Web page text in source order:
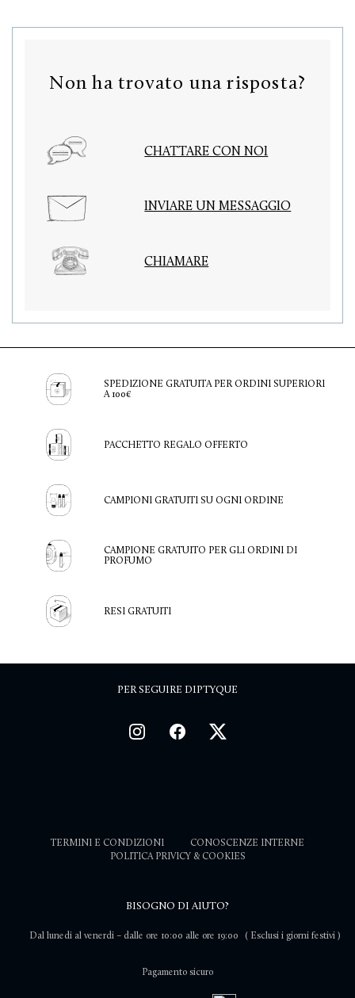
Non ha trovato una risposta?
CHATTARE CON NOI
INVIARE UN MESSAGGIO
CHIAMARE
SPEDIZIONE GRATUITA PER ORDINI SUPERIORI
A 100€
PACCHETTO REGALO OFFERTO
CAMPIONI GRATUITI SU OGNI ORDINE
CAMPIONE GRATUITO PER GLI ORDINI DI
PROFUMO
RESI GRATUITI
PER SEGUIRE DIPTYQUE
TERMINI E CONDIZIONI
CONOSCENZE INTERNE
POLITICA PRIVICY & COOKIES
BISOGNO DI AIUTO?
Dal lunedi al venerdi – dalle ore 10:00 alle ore 19:00 ( Esclusi i giorni festivi )
Pagamento sicuro